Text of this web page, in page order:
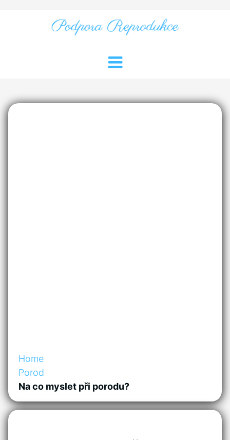
Home
Porod
Na co myslet při porodu?